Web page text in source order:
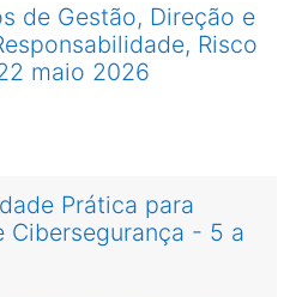
de Gestão, Direção e
Risco
maio 2026
Prática para
Cibersegurança - 5 a